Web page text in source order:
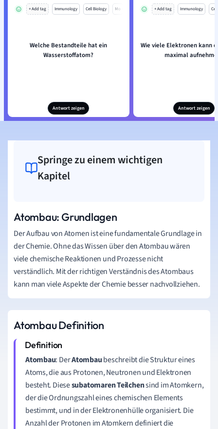
+ Add tag Immunology Cell Biology Mo
Welche Bestandteile hat ein
Wasserstoffatom?
Antwort zeigen
+ Add tag Immunology
Wie viele Elektronen kann
maximal
Antwort zeigen
Springe zu einem wichtigen
Kapitel
Atombau: Grundlagen
Der Aufbau von Atomen ist eine fundamentale Grundlage in
der Chemie. Ohne das Wissen über den Atombau wären
viele chemische Reaktionen und Prozesse nicht
verständlich. Mit der richtigen Verständnis des Atombaus
kann man viele Aspekte der Chemie besser nachvollziehen.
Atombau Definition
Atombau: DerAtombaubeschreibt die Struktur eines
Atoms, die aus Protonen, Neutronen und Elektronen
besteht. Diesesubatomaren Teilchensind im Atomkern,
der die Ordnungszahl eines chemischen Elements
bestimmt, und in der Elektronenhülle organisiert. Die
Anzahl der Protonen im Atomkern definiert die